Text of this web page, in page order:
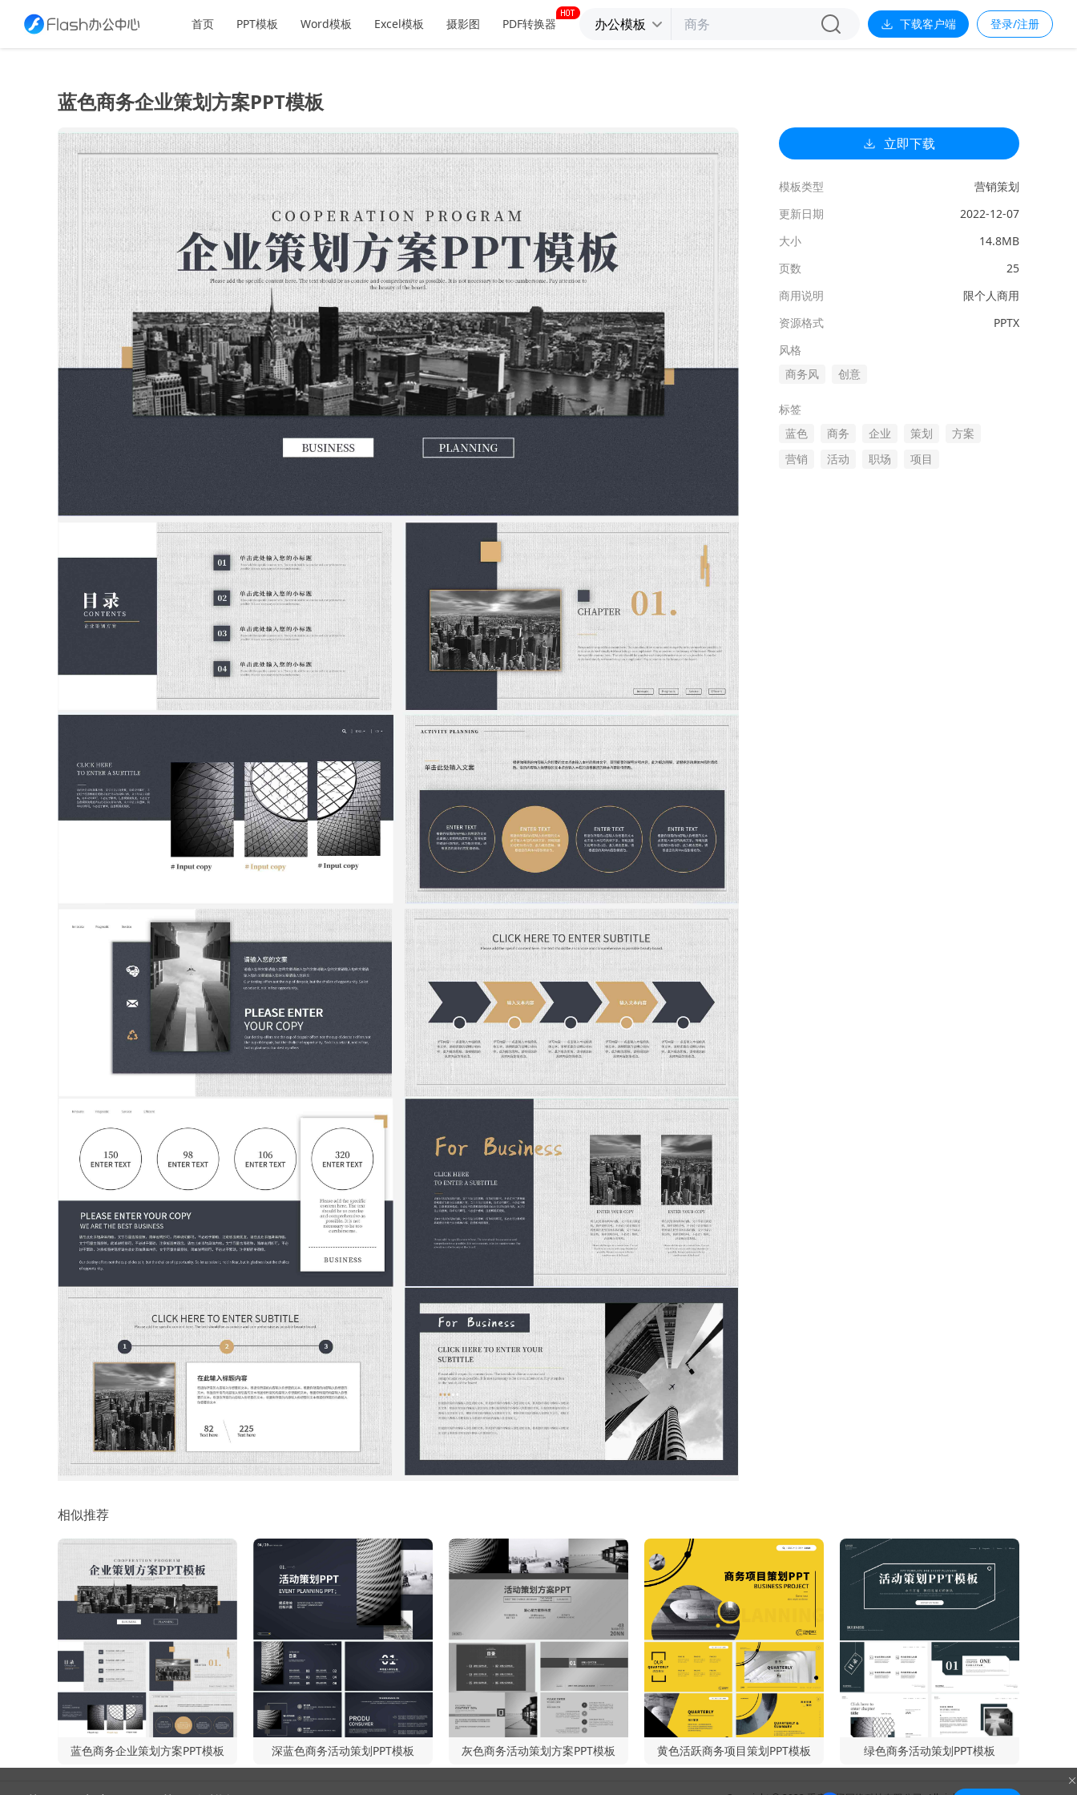
首页 PPT模板 Word模板 Excel模板 摄影图 PDF转换器 办公模板 下载客户端 登录/注册
蓝色商务企业策划方案PPT模板
相似推荐
蓝色商务企业策划方案PPT模板 深蓝色商务活动策划PPT模板 灰色商务活动策划方案PPT模板 黄色活跃商务项目策划PPT模板 绿色商务活动策划PPT模板
立即下载
模板类型
营销策划
更新日期
2022-12-07
大小
14.8MB
页数
25
商用说明
限个人商用
资源格式
PPTX
风格
商务风
创意
标签
蓝色
商务 企业 策划
方案
营销
活动 职场 项目